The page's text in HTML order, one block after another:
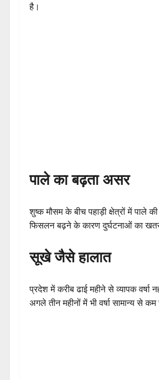
है।
पाले का बढ़ता असर
शुष्क मौसम के बीच पहाड़ी क्षेत्रों में पाले
फिसलन बढ़ने के कारण दुर्घटनाओं का
सूखे जैसे हालात
प्रदेश में करीब ढाई महीने से व्यापक
अगले तीन महीनों में भी वर्षा सामान्य